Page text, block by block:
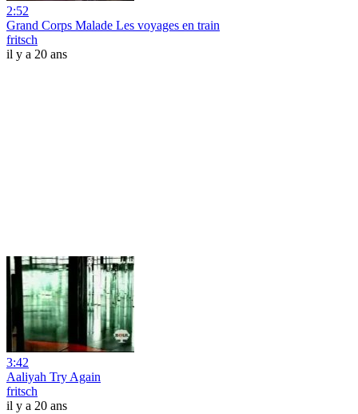
2:52
Grand Corps Malade Les voyages en train
fritsch
il y a 20 ans
3:42
Aaliyah Try Again
fritsch
il y a 20 ans